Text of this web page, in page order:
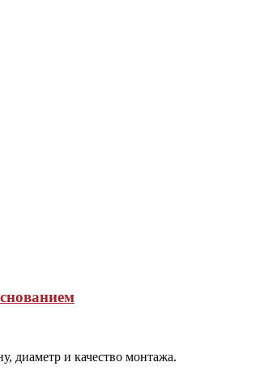
диаметр и качество монтажа.